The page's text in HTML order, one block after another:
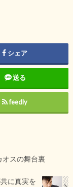
シェア
送る
feedly
オスの舞台裏
に真実を